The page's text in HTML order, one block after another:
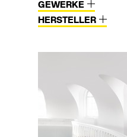
GEWERKE
HERSTELLER